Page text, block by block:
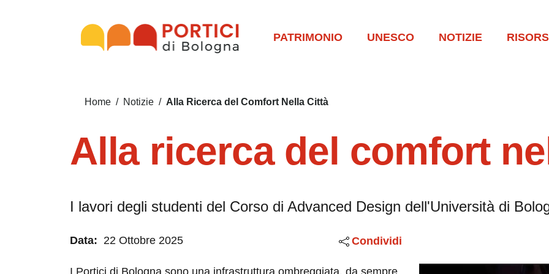
PATRIMONIO UNESCO NOTIZIE
Briciole di pane
Home / Notizie / Alla Ricerca del Comfort Nella Città
Alla ricerca del comfort
I lavori degli studenti del Corso di Advanced Design dell'Università di
Data: 22 Ottobre 2025 Condividi
I Portici di Bologna sono una infrastruttura ombreggiata, da sempre